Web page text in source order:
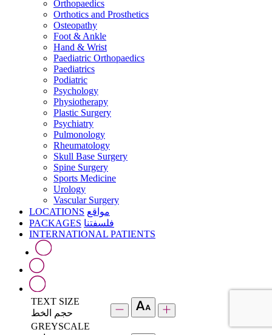
Orthopaedics
Orthotics and Prosthetics
Osteopathy
Foot & Ankle
Hand & Wrist
Paediatric Orthopaedics
Paediatrics
Podiatric
Psychology
Physiotherapy
Plastic Surgery
Psychiatry
Pulmonology
Rheumatology
Skull Base Surgery
Spine Surgery
Sports Medicine
Urology
Vascular Surgery
LOCATIONS مواقع
PACKAGES فلسفتنا
INTERNATIONAL PATIENTS
TEXT SIZE
حجم الخط
GREYSCALE